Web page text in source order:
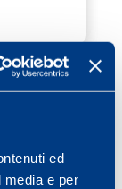
ed
media e per
CORDOLI,
E VIE